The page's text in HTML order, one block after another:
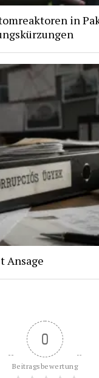
in
Ansage
0
Beitragsbewertung